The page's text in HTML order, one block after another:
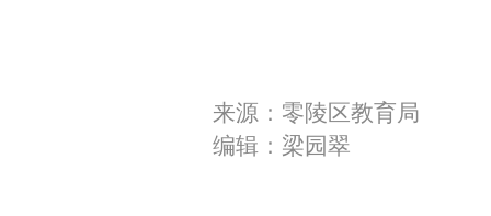
来源：零陵区教育局
编辑：梁园翠